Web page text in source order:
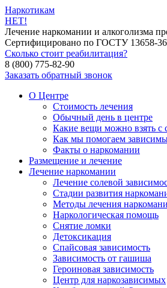
Наркотикам
НЕТ!
Лечение наркомании и алкоголизма
Сертифицировано по ГОСТУ 13658-36
Сколько стоит реабилитация?
8 (800) 775-82-90
Заказать обратный звонок
О Центре
Стоимость лечения
Обычный день в центре
Какие вещи можно взять с
Как мы помогаем
Факты о наркомании
Размещение и лечение
Лечение наркомании
Лечение солевой
Стадии развития
Методы лечения
Наркологическая помощь
Снятие ломки
Детоксикация
Спайсовая зависимость
Зависимость от гашиша
Героиновая зависимость
Центр для наркозависимых